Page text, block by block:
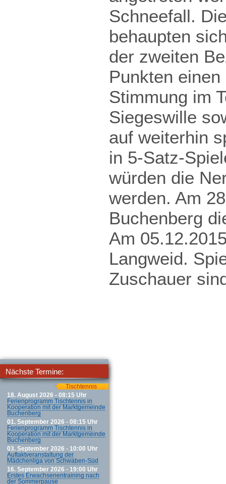
Schneefall.
behaupten
der zweiten
Punkten
Stimmung im
Siegeswille
auf weiterhin
in 5-Satz-
würden die
werden. Am
Buchenberg
Am
Langweid.
Zuschauer
Nächste Termine:
Tischtennis
18. August 2026 - 08:15 Uhr
Ferienprogramm Tischtennis in
Kooperation mit der Marktgemeinde
Buchenberg
01. September 2026 - 08:15 Uhr
Ferienprogramm Tischtennis in
Kooperation mit der Marktgemeinde
Buchenberg
03. September 2026 - 10:00 Uhr
Auftaktveranstaltung der
Mädchenliga von Schwaben-Süd
16. September 2026 - 19:00 Uhr
Erstes Erwachsenentraining nach
der Sommerpause